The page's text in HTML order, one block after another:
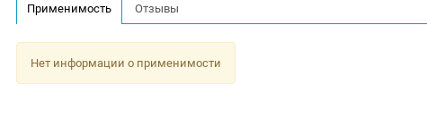
Применимость Отзывы
Нет информации о применимости